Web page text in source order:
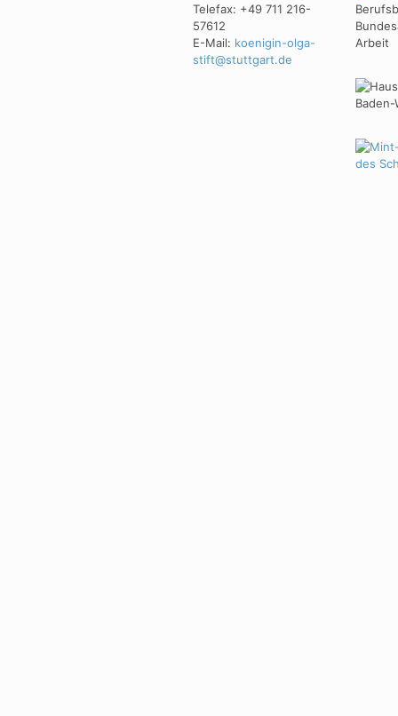
Telefax: +49 711 216-
57612
E-Mail: koenigin-olga-
stift@stuttgart.de